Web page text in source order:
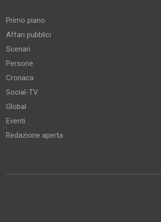
Primo piano
Affari pubblici
Scenari
Persone
Cronaca
Social-TV
Global
Eventi
Redazione aperta